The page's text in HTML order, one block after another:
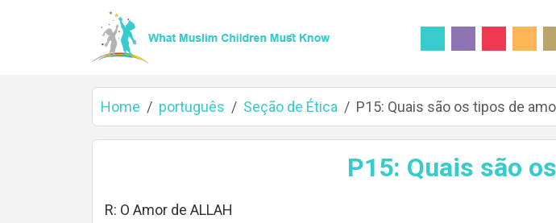
Home português Seção de Ética P15: Quais são os tipos de
P15: Quais são
R: O Amor de ALLAH